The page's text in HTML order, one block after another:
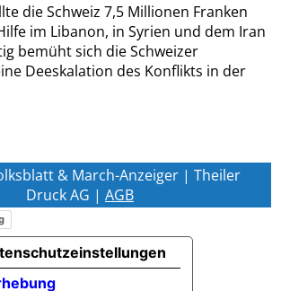
die Schweiz 7,5 Millionen Franken
im Libanon, in Syrien und dem Iran
bemüht sich die Schweizer
Deeskalation des Konflikts in der
& March-Anzeiger | Theiler
Druck AG | AGB